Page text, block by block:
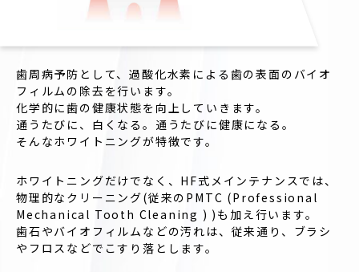
歯周病予防として、過酸化水素による歯の表面のバイオ
フィルムの除去を行います。
化学的に歯の健康状態を向上していきます。
通うたびに、白くなる。通うたびに健康になる。
そんなホワイトニングが特徴です。
ホワイトニングだけでなく、HF式メインテナンスでは、
物理的なクリーニング(従来のPMTC (Professional
Mechanical Tooth Cleaning ) )も加え行います。
歯石やバイオフィルムなどの汚れは、従来通り、ブラシ
やフロスなどでこすり落とします。